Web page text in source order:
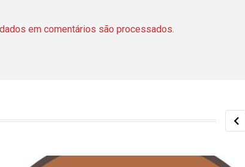
em comentários são processados.